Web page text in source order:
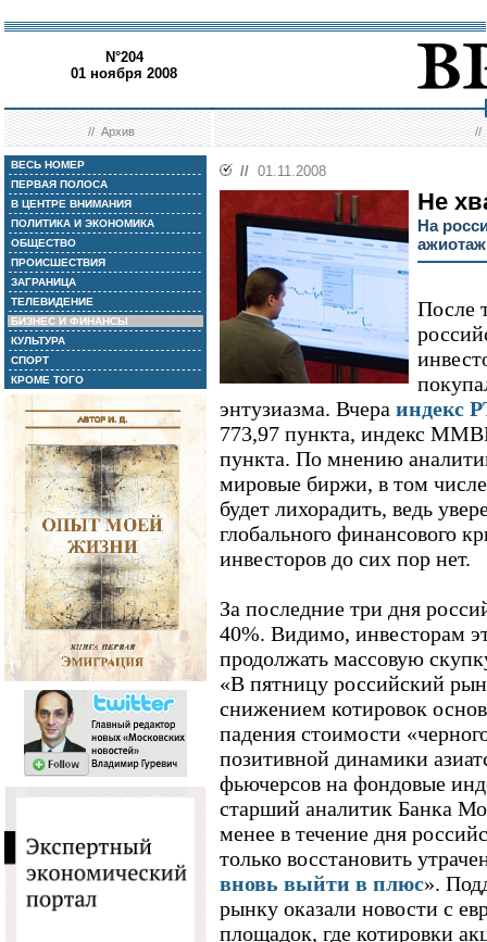
N°204
01 ноября 2008
//Архив //
ВЕСЬ НОМЕР
ПЕРВАЯ ПОЛОСА
В ЦЕНТРЕ ВНИМАНИЯ
ПОЛИТИКА И ЭКОНОМИКА
ОБЩЕСТВО
ПРОИСШЕСТВИЯ
ЗАГРАНИЦА
ТЕЛЕВИДЕНИЕ
БИЗНЕС И ФИНАНСЫ
КУЛЬТУРА
СПОРТ
КРОМЕ ТОГО
// 01.11.2008
Не
На
После
энтузиазма. Вчера индекс
773,97 пункта, индекс
пункта. По мнению
мировые биржи, в том
будет лихорадить, ведь
глобального финансового
инвесторов до сих пор нет.
За последние три дня
40%. Видимо, инвесторам
продолжать массовую
«В пятницу российский
снижением котировок
падения стоимости
позитивной динамики
фьючерсов на фондовые
старший аналитик Банка
менее в течение дня
только восстановить
вновь выйти в плюс».
рынку оказали новости с
площадок, где котировки